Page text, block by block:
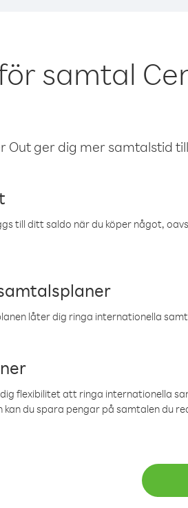
samtal
Out ger dig mer samtalstid
till ditt saldo när du köper något,
låter dig ringa internationella
flexibilitet att ringa internationella
kan du spara pengar på samtalen du